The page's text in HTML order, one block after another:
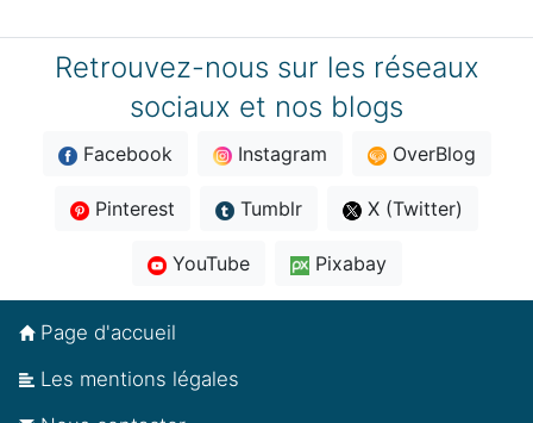
Retrouvez-nous sur les réseaux
sociaux et nos blogs
Facebook Instagram OverBlog
Pinterest Tumblr X (Twitter)
YouTube Pixabay
Page d'accueil
Les mentions légales